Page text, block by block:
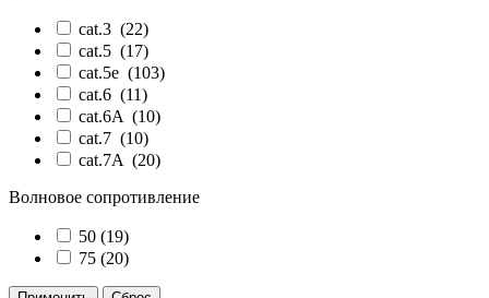
cat.3 (22)
cat.5 (17)
cat.5e (103)
cat.6 (11)
cat.6A (10)
cat.7 (10)
cat.7A (20)
Волновое сопротивление
50 (19)
75 (20)